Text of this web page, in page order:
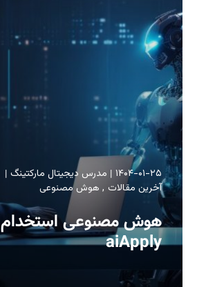
۱۴۰۴-۰۱-۲۵
مدرس دیجیتال مارکتینگ
آخرین مقالات
هوش مصنوعی
هوش مصنوعی استخدام
aiApply